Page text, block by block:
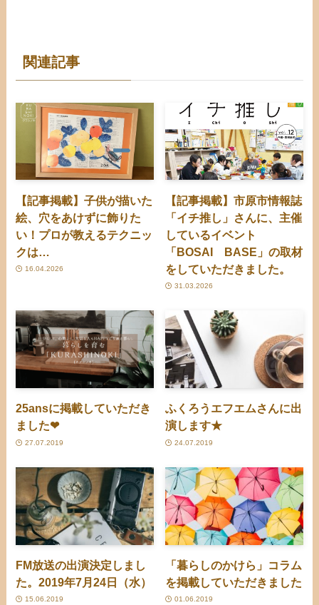
関連記事
【記事掲載】子供が描いた
絵、穴をあけずに飾りた
い！プロが教えるテクニッ
クは…
16.04.2026
【記事掲載】市原市情報誌
「イチ推し」さんに、主催
しているイベント
「BOSAI BASE」の取材
をしていただきました。
31.03.2026
25ansに掲載していただき
ました❤
27.07.2019
ふくろうエフエムさんに出
演します★
24.07.2019
FM放送の出演決定しまし
た。2019年7月24日（水）
15.06.2019
「暮らしのかけら」コラム
を掲載していただきました
01.06.2019